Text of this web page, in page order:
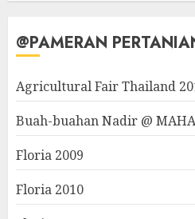
@PAMERAN
Agricultural Fair Thailand
Buah-buahan Nadir @
Floria 2009
Floria 2010